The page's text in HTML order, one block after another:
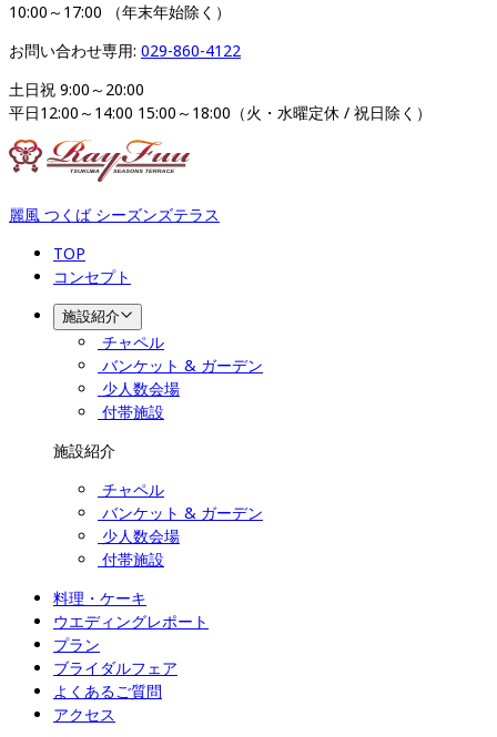
10:00～17:00 （年末年始除く）
お問い合わせ専用: 029-860-4122
土日祝 9:00～20:00
平日12:00～14:00 15:00～18:00（火・水曜定休 / 祝日除く）
麗風 つくば シーズンズテラス
TOP
コンセプト
施設紹介
チャペル
バンケット & ガーデン
少人数会場
付帯施設
施設紹介
チャペル
バンケット & ガーデン
少人数会場
付帯施設
料理・ケーキ
ウエディングレポート
プラン
ブライダルフェア
よくあるご質問
アクセス